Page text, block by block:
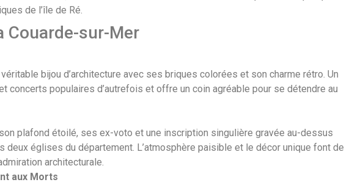
de l’île de Ré.
Couarde-sur-Mer
bijou d’architecture avec ses briques colorées et son charme rétro. Un
concerts populaires d’autrefois et offre un coin agréable pour se détendre au
plafond étoilé, ses ex-voto et une inscription singulière gravée au-dessus
deux églises du département. L’atmosphère paisible et le décor unique font de
architecturale.
aux Morts